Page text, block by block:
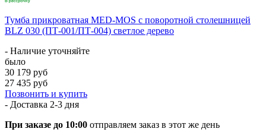
Тумба прикроватная MED-MOS с поворотной столешницей
BLZ 030 (ПТ-001/ПТ-004) светлое дерево
- Наличие уточняйте
было
30 179 руб
27 435 руб
Позвонить и купить
- Доставка 2-3 дня
При заказе до 10:00 отправляем заказ в этот же день